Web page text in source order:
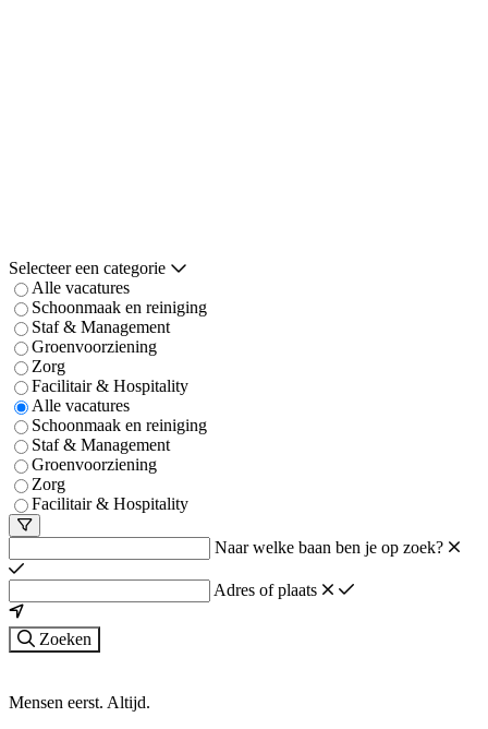
Selecteer een categorie
Alle vacatures
Schoonmaak en reiniging
Staf & Management
Groenvoorziening
Zorg
Facilitair & Hospitality
Alle vacatures
Schoonmaak en reiniging
Staf & Management
Groenvoorziening
Zorg
Facilitair & Hospitality
Naar welke baan ben je op zoek?
Adres of plaats
Zoeken
Mensen eerst. Altijd.